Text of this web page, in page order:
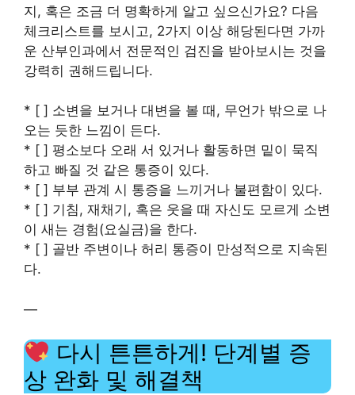
지, 혹은 조금 더 명확하게 알고 싶으신가요? 다음
체크리스트를 보시고, 2가지 이상 해당된다면 가까
운 산부인과에서 전문적인 검진을 받아보시는 것을
강력히 권해드립니다.
* [ ] 소변을 보거나 대변을 볼 때, 무언가 밖으로 나
오는 듯한 느낌이 든다.
* [ ] 평소보다 오래 서 있거나 활동하면 밑이 묵직
하고 빠질 것 같은 통증이 있다.
* [ ] 부부 관계 시 통증을 느끼거나 불편함이 있다.
* [ ] 기침, 재채기, 혹은 웃을 때 자신도 모르게 소변
이 새는 경험(요실금)을 한다.
* [ ] 골반 주변이나 허리 통증이 만성적으로 지속된
다.
—
다시 튼튼하게! 단계별 증
상 완화 및 해결책